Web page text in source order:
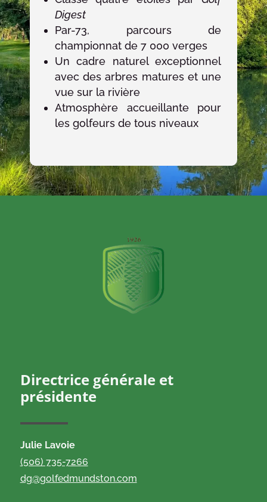
Digest
Par-73, parcours de
championnat de 7 000verges
Un cadre naturel exceptionnel
avec des arbres matures et une
vue sur la rivière
Atmosphère accueillante pour
les golfeurs de tous niveaux
Directrice générale et
présidente
Julie Lavoie
(506) 735-7266
dg@golfedmundston.com